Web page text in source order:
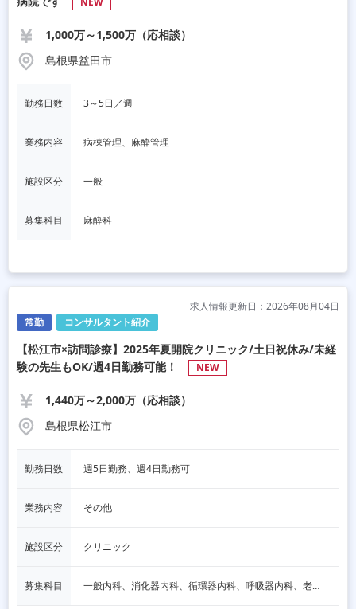
1,000万～1,500万（応相談）
島根県益田市
勤務日数 3～5日／週
業務内容 病棟管理、麻酔管理
施設区分 一般
募集科目 麻酔科
常勤 コンサルタント紹介
求人情報更新日：2026年08月04日
【松江市×訪問診療】2025年夏開院クリニック/土日祝休み/未経
験の先生もOK/週4日勤務可能！
NEW
1,440万～2,000万（応相談）
島根県松江市
勤務日数 週5日勤務、週4日勤務可
業務内容 その他
施設区分 クリニック
募集科目 一般内科、消化器内科、循環器内科、呼吸器内科、老人内科、その他